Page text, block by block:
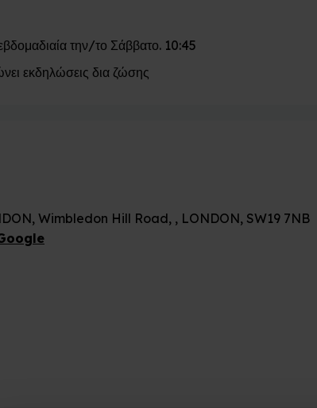
την/το Σάββατο. 10:45
εκδηλώσεις δια ζώσης
Wimbledon Hill Road, , LONDON, SW19 7NB